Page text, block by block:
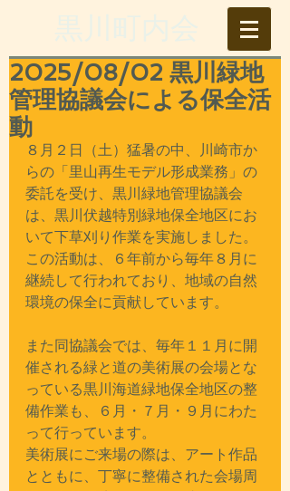
2025/08/02 黒川緑地
管理協議会による保全活
動
８月２日（土）猛暑の中、川崎市か
らの「里山再生モデル形成業務」の
委託を受け、黒川緑地管理協議会
は、黒川伏越特別緑地保全地区にお
いて下草刈り作業を実施しました。
この活動は、６年前から毎年８月に
継続して行われており、地域の自然
環境の保全に貢献しています。
また同協議会では、毎年１１月に開
催される緑と道の美術展の会場とな
っている黒川海道緑地保全地区の整
備作業も、６月・７月・９月にわた
って行っています。
美術展にご来場の際は、アート作品
とともに、丁寧に整備された会場周